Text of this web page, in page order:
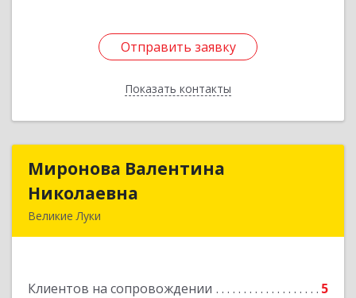
Отправить заявку
Показать контакты
Отправить заявку
Назад
Миронова Валентина
Николаевна
Великие Луки
Клиентов на сопровождении 5
Миронова Валентина